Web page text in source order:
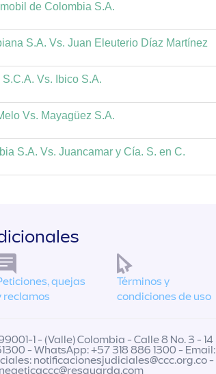
de Colombia S.A.
S.A. Vs. Juan Eleuterio Díaz Martínez
Vs. Ibico S.A.
Vs. Mayagüez S.A.
S.A. Vs. Juancamar y Cía. S. en C.
quejas
reclamos
Términos y
condiciones de uso
1 - (Valle) Colombia - Calle 8 No. 3 - 14
- WhatsApp: +57 318 886 1300 - Email:
notificacionesjudiciales@ccc.org.co-